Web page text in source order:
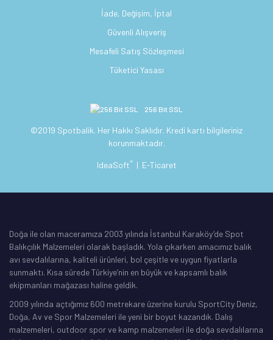
İade, Değişim, İptal
Güvenli Alışveriş
Mesafeli Satış Sözleşmesi
Tüketici Yasası
256 Bit SSL
©2019 Spotbalik. Her Hakkı Saklıdır. Kredi kartı bilgileriniz
korunmaktadır.
IdeaSoft® | E-Ticaret
Doğa ile olan maceramıza 2003 yılında İstanbul Karaköy’de Spot
Balıkçılık Malzemeleri olarak başladık. Yola çıkarken amacımız balık
avı sevdalılarına, kaliteli ürünleri, bol çeşitle ve uygun fiyatlarla
sunmaktı. Kısa sürede Türkiye’nin en büyük ve kapsamlı balık
ekipmanları mağazası haline geldik.
2009 yılında açtığımız 600 metrekare üzerine kurulu SportCity Deniz,
Doğa, Av ve Spor Malzemeleri ile yeni bir boyut kazandık. Dalış
malzemeleri, outdoor spor ve kamp malzemeleri ile doğa sevdalılarına